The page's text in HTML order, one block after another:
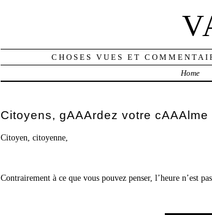
CHOSES VUES ET
Home
Citoyens, gAAArdez votre cAAAlme
Citoyen, citoyenne,
Contrairement à ce que vous pouvez penser, l’heure n’est pas